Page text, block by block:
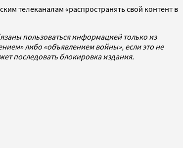
телеканалам «распространять свой контент в
пользоваться информацией только из
либо «объявлением войны», если это не
последовать блокировка издания.